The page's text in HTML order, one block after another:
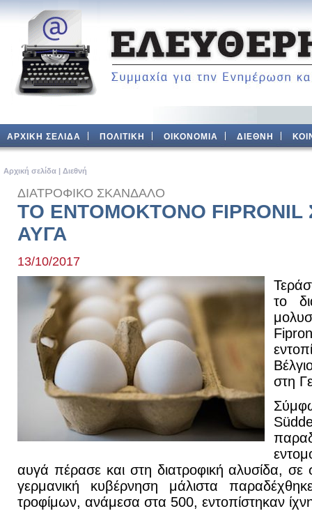
ΑΡΧΙΚΗ ΣΕΛΙΔΑ ΠΟΛΙΤΙΚΗ ΟΙΚΟΝΟΜΙΑ ΔΙΕΘΝΗ
Aρχική σελίδα | Διεθνή
ΔΙΑΤΡΟΦΙΚΟ ΣΚΑΝΔΑΛΟ
ΤΟ ΕΝΤΟΜΟΚΤΟΝΟ
ΑΥΓΑ
13/10/2017
το
στη
αυγά πέρασε και στη διατροφική αλυσίδα, σε
γερμανική κυβέρνηση μάλιστα
τροφίμων, ανάμεσα στα 500, εντοπίστηκαν